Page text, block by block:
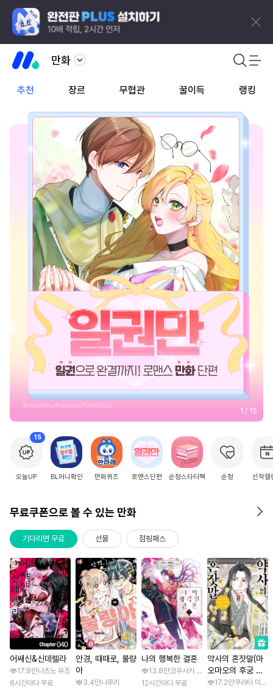
만화
추천 장르 무협관 꿀이득 랭킹
2 / 15
15
오늘UP BL머니확인 만화퀴즈 로맨스단편 순정스타터팩 순정 신작캘
무료쿠폰으로 볼 수 있는 만화
기다리면 무료 선물 점핑패스
어쌔신&신데렐라
17.9만나츠노 유조
6시간마다 무료
안경, 때때로, 불량
아
3.4만나루키
나의 행복한 결혼
13.8만코우사카 리토 / 아기토기 아쿠미
12시간마다 무료
약사의 혼잣말(마
오마오의 후궁 수
수께끼 풀이수첩)
17.2만쿠라타 미노